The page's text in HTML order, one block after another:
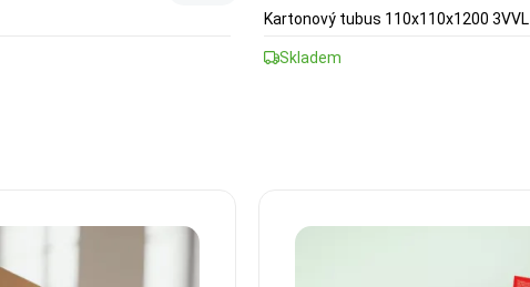
Kartonový tubus 110x110x1200 3VVL
Skladem